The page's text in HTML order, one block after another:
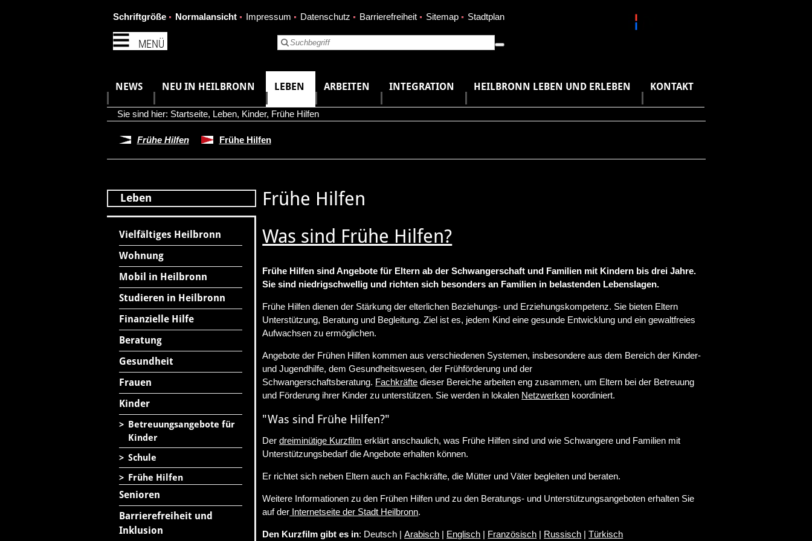
MENÜ
Schriftgröße Normalansicht Impressum Datenschutz Barrierefreiheit Sitemap Stadtplan
NEWS NEU IN HEILBRONN LEBEN ARBEITEN INTEGRATION HEILBRONN LEBEN UND ERLEBEN KONTAKT
Sie sind hier: Startseite, Leben, Kinder, Frühe Hilfen
Frühe Hilfen Frühe Hilfen
Leben
Vielfältiges Heilbronn
Wohnung
Mobil in Heilbronn
Studieren in Heilbronn
Finanzielle Hilfe
Beratung
Gesundheit
Frauen
Kinder
> Betreuungsangebote für
Kinder
> Schule
> Frühe Hilfen
Senioren
Barrierefreiheit und
Inklusion
Frühe Hilfen
Was sind Frühe Hilfen?
Frühe Hilfen sind Angebote für Eltern ab der Schwangerschaft und Familien mit Kindern bis drei Jahre.
Sie sind niedrigschwellig und richten sich besonders an Familien in belastenden Lebenslagen.
Frühe Hilfen dienen der Stärkung der elterlichen Beziehungs- und Erziehungskompetenz. Sie bieten Eltern
Unterstützung, Beratung und Begleitung. Ziel ist es, jedem Kind eine gesunde Entwicklung und ein gewaltfreies
Aufwachsen zu ermöglichen.
Angebote der Frühen Hilfen kommen aus verschiedenen Systemen, insbesondere aus dem Bereich der Kinder-
und Jugendhilfe, dem Gesundheitswesen, der Frühförderung und der
Schwangerschaftsberatung. Fachkräfte dieser Bereiche arbeiten eng zusammen, um Eltern bei der Betreuung
und Förderung ihrer Kinder zu unterstützen. Sie werden in lokalen Netzwerken koordiniert.
"Was sind Frühe Hilfen?"
Derdreiminütige Kurzfilm erklärt anschaulich, was Frühe Hilfen sind und wie Schwangere und Familien mit
Unterstützungsbedarf die Angebote erhalten können.
Er richtet sich neben Eltern auch an Fachkräfte, die Mütter und Väter begleiten und beraten.
Weitere Informationen zu den Frühen Hilfen und zu den Beratungs- und Unterstützungsangeboten erhalten Sie
auf der Internetseite der Stadt Heilbronn.
Den Kurzfilm gibt es in: Deutsch |Arabisch | Englisch | Französisch | Russisch |Türkisch